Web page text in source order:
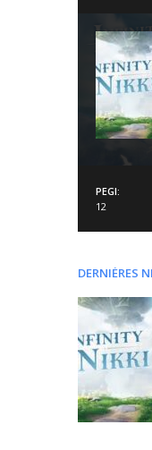
PEGI:
12
DERNIÈRES